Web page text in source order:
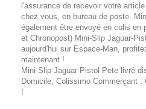
l'assurance de recevoir votre
chez vous, en bureau de poste.
également être envoyé en colis en
et Chronopost) Mini-Slip Jaguar-
aujourd'hui sur Espace-Man,
maintenant !
Mini-Slip Jaguar-Pistol Pete livré
Domicile, Colissimo Commerçant ,
!